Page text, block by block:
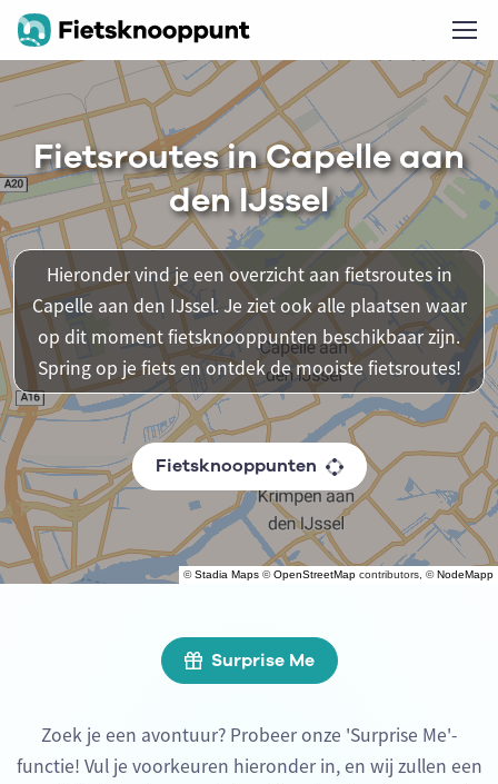
©Stadia Maps ©OpenStreetMap contributors, ©NodeMapp
Fietsroutes in Capelle aan
den IJssel
Hieronder vind je een overzicht aan fietsroutes in
Capelle aan den IJssel. Je ziet ook alle plaatsen waar
op dit moment fietsknooppunten beschikbaar zijn.
Spring op je fiets en ontdek de mooiste fietsroutes!
Fietsknooppunten
Surprise Me
Zoek je een avontuur? Probeer onze 'Surprise Me'-
functie! Vul je voorkeuren hieronder in, en wij zullen een